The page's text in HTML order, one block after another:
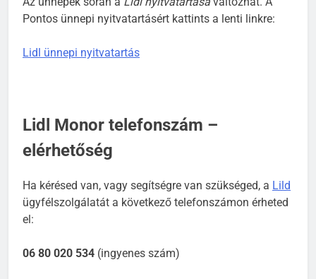
Pontos ünnepi nyitvatartásért kattints a lenti linkre:
Lidl ünnepi nyitvatartás
Lidl Monor telefonszám –
elérhetőség
Ha kérésed van, vagy segítségre van szükséged, a Lild
ügyfélszolgálatát a következő telefonszámon érheted
el:
06 80 020 534 (ingyenes szám)